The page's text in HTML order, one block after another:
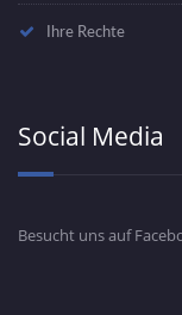
Ihre Rechte
Social Media
Besucht uns auf